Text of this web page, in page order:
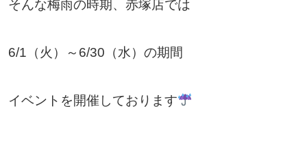
そんな梅雨の時期、赤塚店では
6/1（火）～6/30（水）の期間
イベントを開催しております